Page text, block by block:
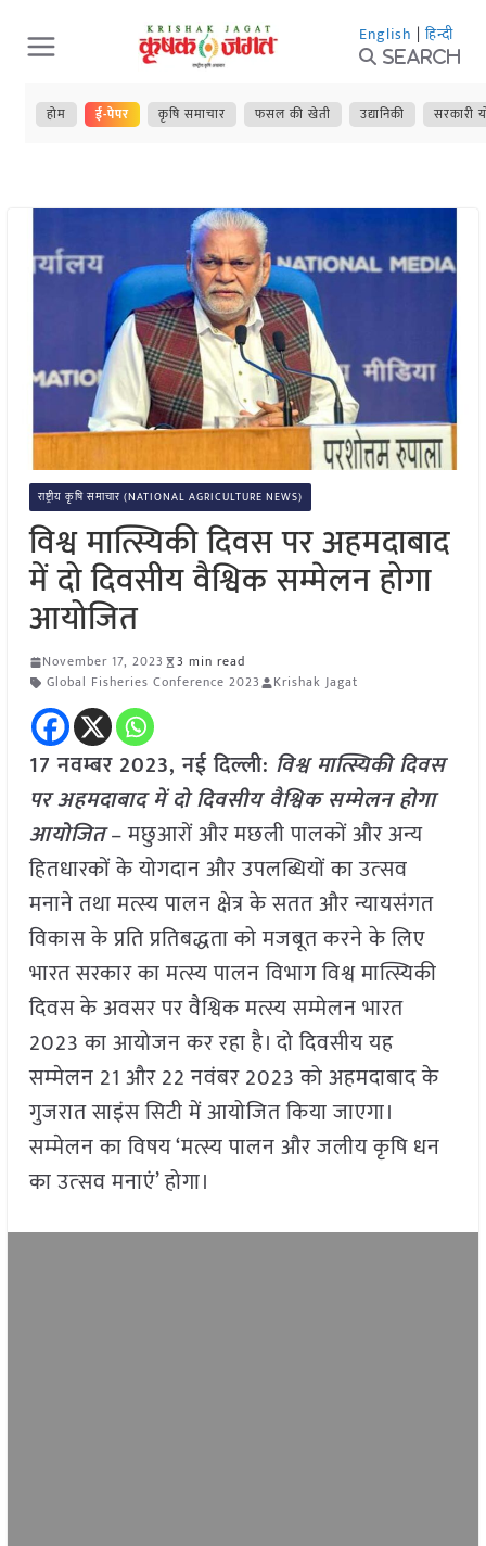
Skip
to
content
English | हिन्दी
Search
होम ई-पेपर कृषि समाचार फसल की खेती उद्यानिकी सरकारी
राष्ट्रीय कृषि समाचार (NATIONAL AGRICULTURE NEWS)
विश्व मात्स्यिकी दिवस पर अहमदाबाद
में दो दिवसीय वैश्विक सम्मेलन होगा
आयोजित
November 17, 2023
3 min read
Global Fisheries Conference 2023
Krishak Jagat
17 नवम्बर 2023, नई दिल्ली: विश्व मात्स्यिकी दिवस
पर अहमदाबाद में दो दिवसीय वैश्विक सम्मेलन होगा
आयोजित– मछुआरों और मछली पालकों और अन्य
हितधारकों के योगदान और उपलब्धियों का उत्‍सव
मनाने तथा मत्स्य पालन क्षेत्र के सतत और न्यायसंगत
विकास के प्रति प्रतिबद्धता को मजबूत करने के लिए
भारत सरकार का मत्स्य पालन विभाग विश्व मात्स्यिकी
दिवस के अवसर पर वैश्विक मत्स्य सम्मेलन भारत
2023 का आयोजन कर रहा है। दो दिवसीय यह
सम्‍मेलन 21 और 22 नवंबर 2023 को अहमदाबाद के
गुजरात साइंस सिटी में आयोजित किया जाएगा।
सम्‍मेलन का विषय ‘मत्स्य पालन और जलीय कृषि धन
का उत्‍सव मनाएं’ होगा।